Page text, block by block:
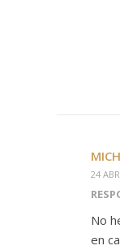
24
No
en